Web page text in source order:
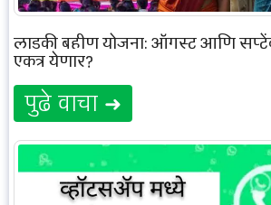
लाडकी बहीण योजना: ऑगस्ट आणि
एकत्र येणार?
पुढे वाचा ➜